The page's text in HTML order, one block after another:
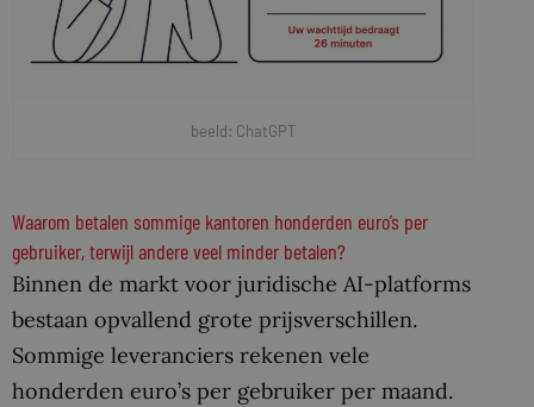
beeld: ChatGPT
Waarom betalen sommige kantoren honderden euro’s per
gebruiker, terwijl andere veel minder betalen?
Binnen de markt voor juridische AI-platforms
bestaan opvallend grote prijsverschillen.
Sommige leveranciers rekenen vele
honderden euro’s per gebruiker per maand.